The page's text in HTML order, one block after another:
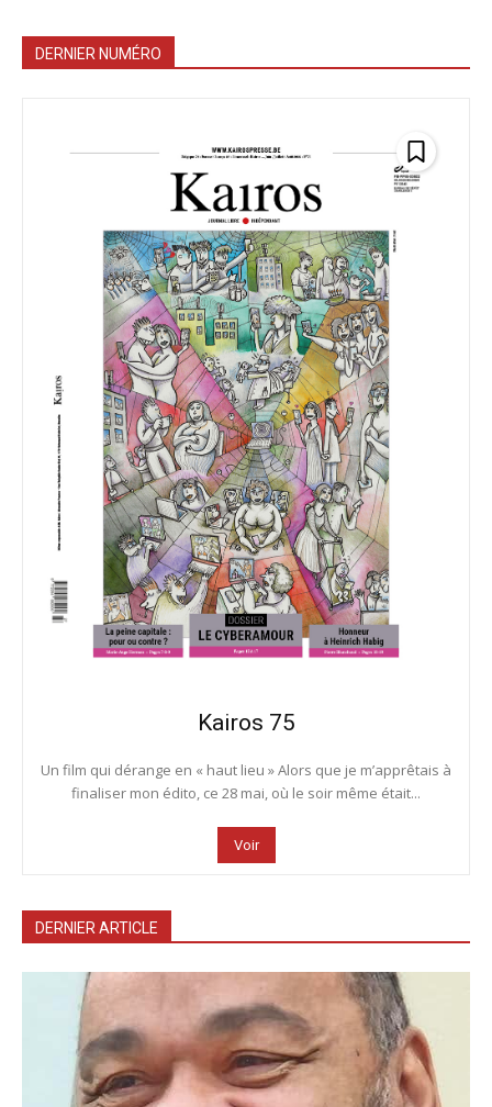
DERNIER NUMÉRO
Kairos 75
Un film qui dérange en « haut lieu » Alors que je m’apprêtais à
finaliser mon édito, ce 28 mai, où le soir même était...
Voir
DERNIER ARTICLE